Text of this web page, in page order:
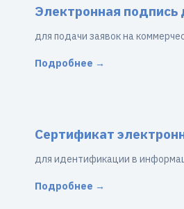
Электронная подпись
для подачи заявок на
Подробнее →
Сертификат
для идентификации в
Подробнее →